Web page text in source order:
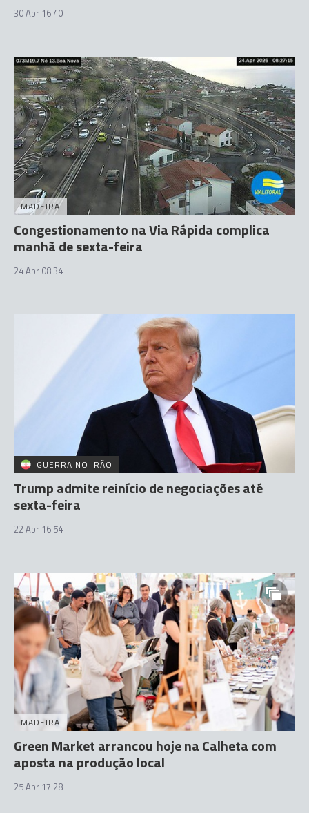
30 Abr 16:40
MADEIRA
Congestionamento na Via Rápida complica
manhã de sexta-feira
24 Abr 08:34
GUERRA NO IRÃO
Trump admite reinício de negociações até
sexta-feira
22 Abr 16:54
MADEIRA
Green Market arrancou hoje na Calheta com
aposta na produção local
25 Abr 17:28